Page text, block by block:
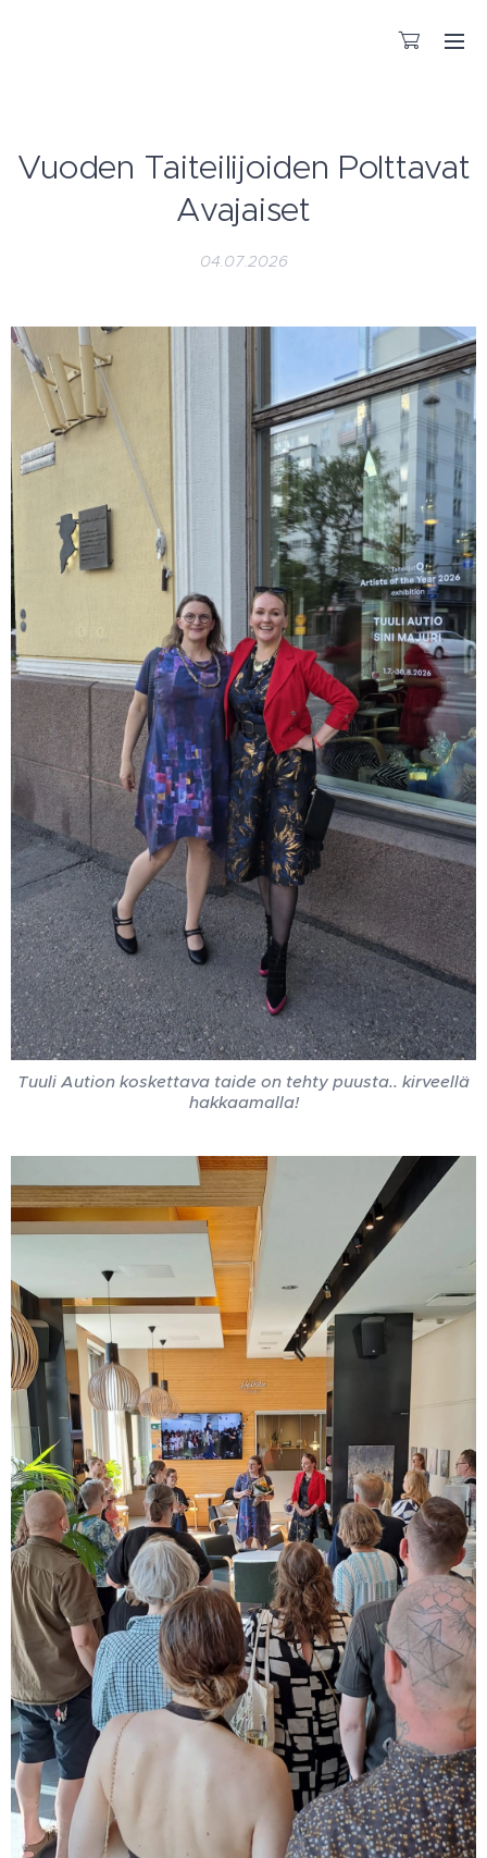
Vuoden Taiteilijoiden Polttavat
Avajaiset
04.07.2026
Tuuli Aution koskettava taide on tehty puusta.. kirveellä
hakkaamalla!